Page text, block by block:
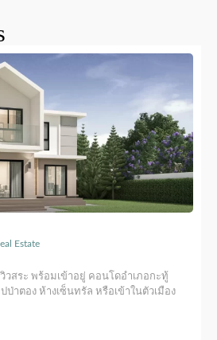
Estate
วสระ พร้อมเข้าอยู่ คอนโดอำเภอกะทู้
ป่าตอง ห้างเซ็นทรัล หรือเข้าในตัวเมือง